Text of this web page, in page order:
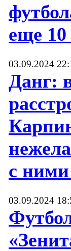
еще 10
03.09.2024
Данг:
с
03.09.2024